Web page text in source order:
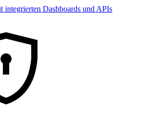
integrierten Dashboards und APIs